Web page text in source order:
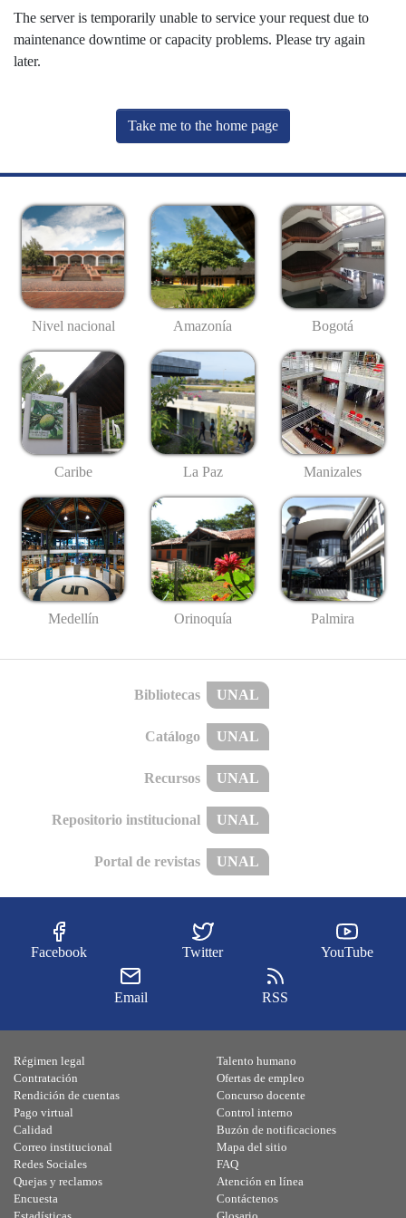
The server is temporarily unable to service your request due to
maintenance downtime or capacity problems. Please try again
later.
Take me to the home page
Nivel nacional Amazonía Bogotá
Caribe La Paz Manizales
Medellín Orinoquía Palmira
Bibliotecas UNAL
Catálogo UNAL
Recursos UNAL
Repositorio institucional UNAL
Portal de revistas UNAL
Facebook Twitter YouTube
Email RSS
Régimen legal
Contratación
Rendición de cuentas
Pago virtual
Calidad
Talento humano
Ofertas de empleo
Concurso docente
Control interno
Buzón de notificaciones
Correo institucional
Redes Sociales
Quejas y reclamos
Encuesta
Mapa del sitio
FAQ
Atención en línea
Contáctenos